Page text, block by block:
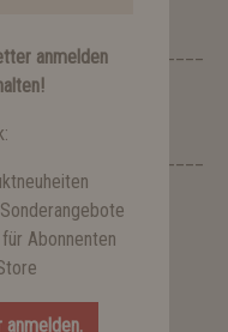
bei Mitteilung auf
anmelden
Abonnenten